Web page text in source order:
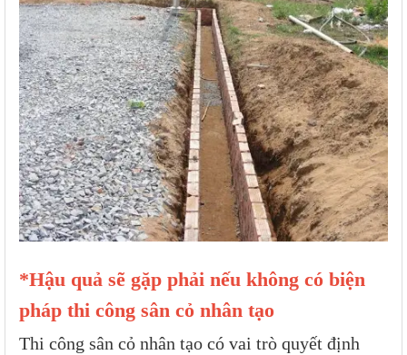
*Hậu quả sẽ gặp phải nếu không có biện
pháp thi công sân cỏ nhân tạo
Thi công sân cỏ nhân tạo có vai trò quyết định